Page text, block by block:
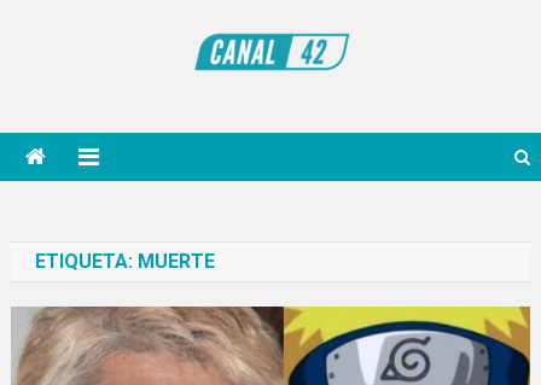
ETIQUETA: MUERTE